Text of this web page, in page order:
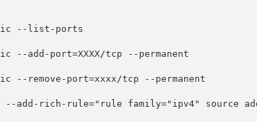
--list-ports
--add-port=XXXX/tcp --permanent
--remove-port=xxxx/tcp --permanent
--add-rich-rule="rule family="ipv4" source